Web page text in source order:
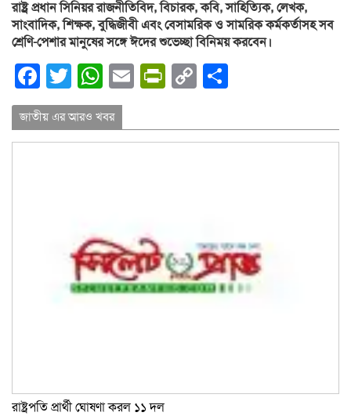
রাষ্ট্র প্রধান সিনিয়র রাজনীতিবিদ, বিচারক, কবি, সাহিত্যিক, লেখক,
সাংবাদিক, শিক্ষক, বুদ্ধিজীবী এবং বেসামরিক ও সামরিক কর্মকর্তাসহ সব
শ্রেণি-পেশার মানুষের সঙ্গে ঈদের শুভেচ্ছা বিনিময় করবেন।
Facebook
Twitter
WhatsApp
EmailPrintFriendly
Copy
জাতীয় এর আরও খবর
রাষ্ট্রপতি প্রার্থী ঘোষণা করল ১১ দল